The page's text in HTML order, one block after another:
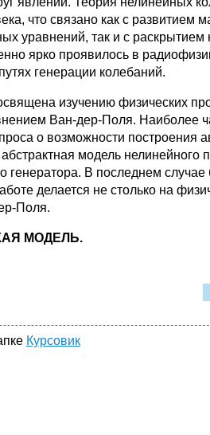
что связано как с развитием
уравнений, так и с
ярко проявилось в
генерации колебаний.
изучению физических
Ван-дер-Поля. Наиболее
о возможности построения
модель нелинейного
генератора. В последнем
делается не столько на
Поля.
МОДЕЛЬ.
Курсовик